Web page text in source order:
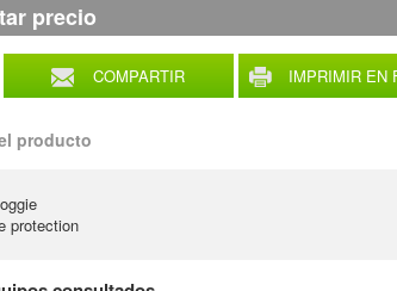
COMPARTIR IMPRIMIR EN
precio
producto
protection